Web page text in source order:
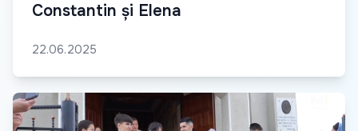
Constantin și Elena
22.06.2025